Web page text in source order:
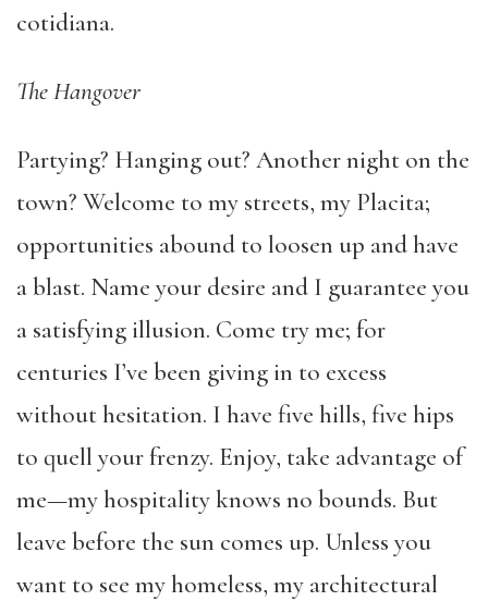
cotidiana.
The Hangover
Partying? Hanging out? Another night on the
town? Welcome to my streets, my Placita;
opportunities abound to loosen up and have
a blast. Name your desire and I guarantee you
a satisfying illusion. Come try me; for
centuries I’ve been giving in to excess
without hesitation. I have five hills, five hips
to quell your frenzy. Enjoy, take advantage of
me—my hospitality knows no bounds. But
leave before the sun comes up. Unless you
want to see my homeless, my architectural